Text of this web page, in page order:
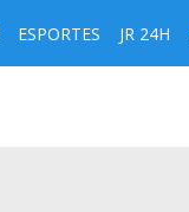
ESPORTES JR 24H